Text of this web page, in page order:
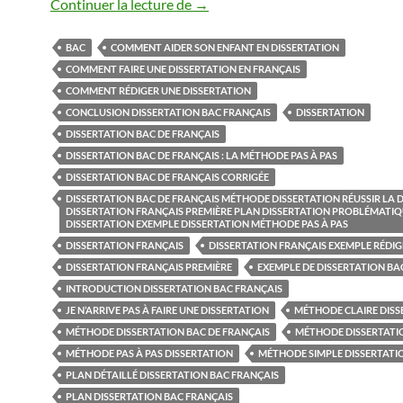
Continuer la lecture de →
BAC
COMMENT AIDER SON ENFANT EN DISSERTATION
COMMENT FAIRE UNE DISSERTATION EN FRANÇAIS
COMMENT RÉDIGER UNE DISSERTATION
CONCLUSION DISSERTATION BAC FRANÇAIS
DISSERTATION
DISSERTATION BAC DE FRANÇAIS
DISSERTATION BAC DE FRANÇAIS : LA MÉTHODE PAS À PAS
DISSERTATION BAC DE FRANÇAIS CORRIGÉE
DISSERTATION BAC DE FRANÇAIS MÉTHODE DISSERTATION RÉUSSIR LA
DISSERTATION FRANÇAIS PREMIÈRE PLAN DISSERTATION
DISSERTATION EXEMPLE DISSERTATION MÉTHODE PAS À PAS
DISSERTATION FRANÇAIS
DISSERTATION FRANÇAIS EXEMPLE
DISSERTATION FRANÇAIS PREMIÈRE
EXEMPLE DE DISSERTATION
INTRODUCTION DISSERTATION BAC FRANÇAIS
JE N’ARRIVE PAS À FAIRE UNE DISSERTATION
MÉTHODE CLAIRE
MÉTHODE DISSERTATION BAC DE FRANÇAIS
MÉTHODE
MÉTHODE PAS À PAS DISSERTATION
MÉTHODE SIMPLE
PLAN DÉTAILLÉ DISSERTATION BAC FRANÇAIS
PLAN DISSERTATION BAC FRANÇAIS